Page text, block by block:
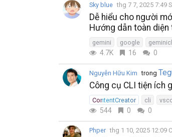
Sky blue thg 7 7, 2025 7:49
Dễ hiểu cho người
Hướng dẫn toàn
gemini google
4.7K 16 0
Nguyễn Hữu Kim trong
Công cụ CLI tiện ích
ContentCreator cli
544 0 0
Phper thg 1 10, 2025 12:09